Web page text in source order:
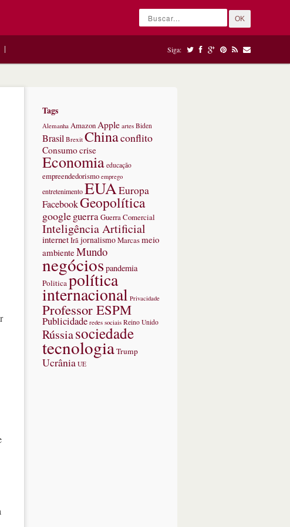
OK
Siga:
Tags
Alemanha Amazon Apple artes Biden
Brasil Brexit Chinaconflito
Consumocrise
Economia educação
empreendedorismo emprego
entretenimentoEUAEuropa
FacebookGeopolítica
googleguerraGuerra Comercial
Inteligência Artificial
internetIrãjornalismoMarcasmeio
ambienteMundo
negóciospandemia
Politicapolítica
internacional Privacidade
Professor ESPM
Publicidade redes sociais Reino Unido
Rússiasociedade
tecnologiaTrump
Ucrânia UE